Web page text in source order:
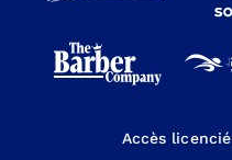
Accès licencié